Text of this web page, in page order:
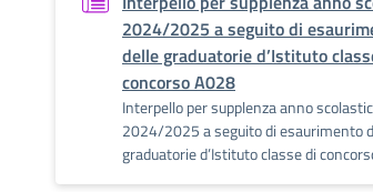
2024/2025 a seguito di
delle graduatorie d’Istituto
concorso A028
Interpello per supplenza anno
2024/2025 a seguito di esaurimento
graduatorie d’Istituto classe di